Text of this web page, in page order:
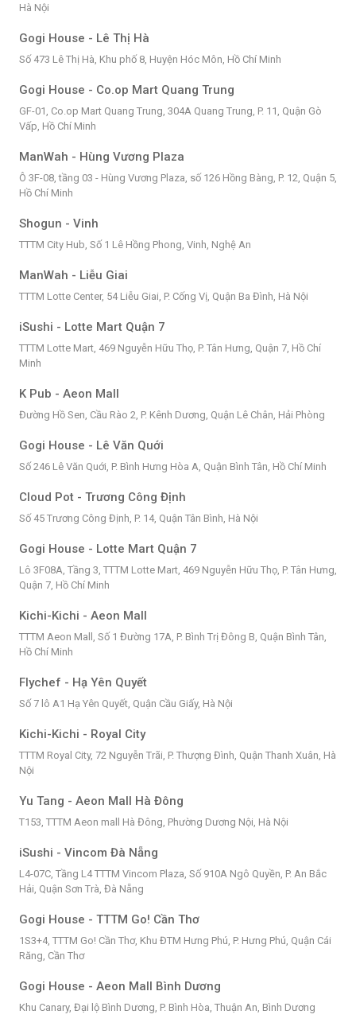
Hà Nội
Gogi House - Lê Thị Hà
Số 473 Lê Thị Hà, Khu phố 8, Huyện Hóc Môn, Hồ Chí Minh
Gogi House - Co.op Mart Quang Trung
GF-01, Co.op Mart Quang Trung, 304A Quang Trung, P. 11, Quận Gò
Vấp, Hồ Chí Minh
ManWah - Hùng Vương Plaza
Ô 3F-08, tầng 03 - Hùng Vương Plaza, số 126 Hồng Bàng, P. 12, Quận 5,
Hồ Chí Minh
Shogun - Vinh
TTTM City Hub, Số 1 Lê Hồng Phong, Vinh, Nghệ An
ManWah - Liễu Giai
TTTM Lotte Center, 54 Liễu Giai, P. Cống Vị, Quận Ba Đình, Hà Nội
iSushi - Lotte Mart Quận 7
TTTM Lotte Mart, 469 Nguyễn Hữu Thọ, P. Tân Hưng, Quận 7, Hồ Chí
Minh
K Pub - Aeon Mall
Đường Hồ Sen, Cầu Rào 2, P. Kênh Dương, Quận Lê Chân, Hải Phòng
Gogi House - Lê Văn Quới
Số 246 Lê Văn Quới, P. Bình Hưng Hòa A, Quận Bình Tân, Hồ Chí Minh
Cloud Pot - Trương Công Định
Số 45 Trương Công Định, P. 14, Quận Tân Bình, Hà Nội
Gogi House - Lotte Mart Quận 7
Lô 3F08A, Tầng 3, TTTM Lotte Mart, 469 Nguyễn Hữu Thọ, P. Tân Hưng,
Quận 7, Hồ Chí Minh
Kichi-Kichi - Aeon Mall
TTTM Aeon Mall, Số 1 Đường 17A, P. Bình Trị Đông B, Quận Bình Tân,
Hồ Chí Minh
Flychef - Hạ Yên Quyết
Số 7 lô A1 Hạ Yên Quyết, Quận Cầu Giấy, Hà Nội
Kichi-Kichi - Royal City
TTTM Royal City, 72 Nguyễn Trãi, P. Thượng Đình, Quận Thanh Xuân, Hà
Nội
Yu Tang - Aeon Mall Hà Đông
T153, TTTM Aeon mall Hà Đông, Phường Dương Nội, Hà Nội
iSushi - Vincom Đà Nẵng
L4-07C, Tầng L4 TTTM Vincom Plaza, Số 910A Ngô Quyền, P. An Bắc
Hải, Quận Sơn Trà, Đà Nẵng
Gogi House - TTTM Go! Cần Thơ
1S3+4, TTTM Go! Cần Thơ, Khu ĐTM Hưng Phú, P. Hưng Phú, Quận Cái
Răng, Cần Thơ
Gogi House - Aeon Mall Bình Dương
Khu Canary, Đại lộ Bình Dương, P. Bình Hòa, Thuận An, Bình Dương